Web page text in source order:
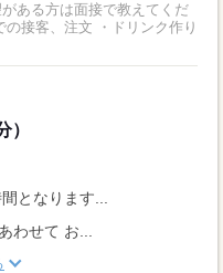
ある方は面接で教えてくだ
）
となります...
わせて お...